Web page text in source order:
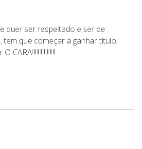
quer ser respeitado e ser de
tem que começar a ganhar título,
CARA!!!!!!!!!!!!!!!!